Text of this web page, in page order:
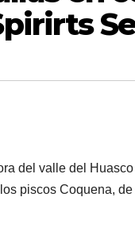
del valle del
piscos Coquena,